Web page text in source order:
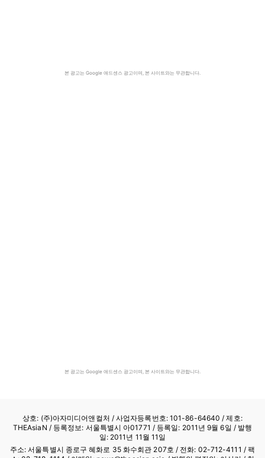
본 광고는 Google 애드센스 광고이며, 본 사이트와는 무관합니다.
본 광고는 Google 애드센스 광고이며, 본 사이트와는 무관합니다.
상호: (주)아자미디어앤컬처 /사업자등록번호: 101-86-64640 / 제호:
THEAsiaN / 등록정보: 서울특별시 아01771 / 등록일: 2011년 9월 6일 / 발행
일: 2011년 11월 11일
주소: 서울특별시 종로구 혜화로 35 화수회관 207호 / 전화: 02-712-4111 / 팩